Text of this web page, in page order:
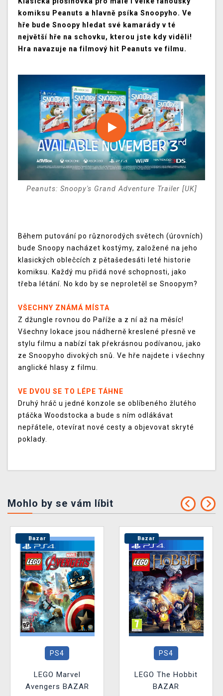
komiksu Peanuts a hlavně psíka Snoopyho. Ve
hře bude Snoopy hledat své kamarády v té
největší hře na schovku, kterou jste kdy viděli!
Hra navazuje na filmový hit Peanuts ve filmu.
Peanuts: Snoopy's Grand Adventure Trailer [UK]
Během putování po různorodých světech (úrovních)
bude Snoopy nacházet kostýmy, založené na jeho
klasických oblečcích z pětašedesáti leté historie
komiksu. Každý mu přidá nové schopnosti, jako
třeba létání. No kdo by se neproletěl se Snoopym?
VŠECHNY ZNÁMÁ MÍSTA
Z džungle rovnou do Paříže a z ní až na měsíc!
Všechny lokace jsou nádherně kreslené přesně ve
stylu filmu a nabízí tak překrásnou podívanou, jako
ze Snoopyho divokých snů. Ve hře najdete i všechny
anglické hlasy z filmu.
VE DVOU SE TO LÉPE TÁHNE
Druhý hráč u jedné konzole se oblíbeného žlutého
ptáčka Woodstocka a bude s ním odlákávat
nepřátele, otevírat nové cesty a objevovat skryté
poklady.
Mohlo by se vám líbit
Bazar
PS4
LEGO Marvel
Avengers BAZAR
Bazar
PS4
LEGO The Hobbit
BAZAR